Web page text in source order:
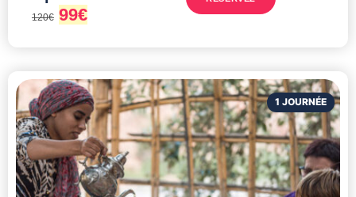
120€ 99€
1 JOURNÉE